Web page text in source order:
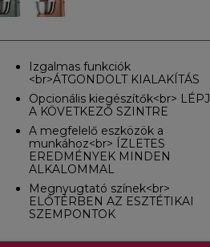
Izgalmas funkciók
<br>ÁTGONDOLT KIALAKÍTÁS
Opcionális kiegészítők<br> LÉPJ
A KÖVETKEZŐ SZINTRE
A megfelelő eszközök a
munkához<br> ÍZLETES
EREDMÉNYEK MINDEN
ALKALOMMAL
Megnyugtató színek<br>
ELŐTÉRBEN AZ ESZTÉTIKAI
SZEMPONTOK